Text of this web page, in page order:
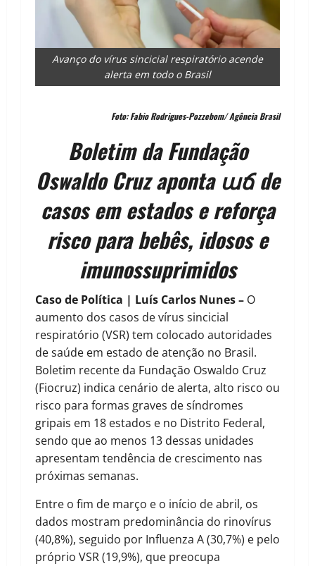
Avanço do vírus sincicial respiratório acende
alerta em todo o Brasil
Foto: Fabio Rodrigues-Pozzebom/ Agência Brasil
Boletim da Fundação
Oswaldo Cruz aponta աճ de
casos em estados e reforça
risco para bebês, idosos e
imunossuprimidos
Caso de Política | Luís Carlos Nunes – O
aumento dos casos de vírus sincicial
respiratório (VSR) tem colocado autoridades
de saúde em estado de atenção no Brasil.
Boletim recente da Fundação Oswaldo Cruz
(Fiocruz) indica cenário de alerta, alto risco ou
risco para formas graves de síndromes
gripais em 18 estados e no Distrito Federal,
sendo que ao menos 13 dessas unidades
apresentam tendência de crescimento nas
próximas semanas.
Entre o fim de março e o início de abril, os
dados mostram predominância do rinovírus
(40,8%), seguido por Influenza A (30,7%) e pelo
próprio VSR (19,9%), que preocupa